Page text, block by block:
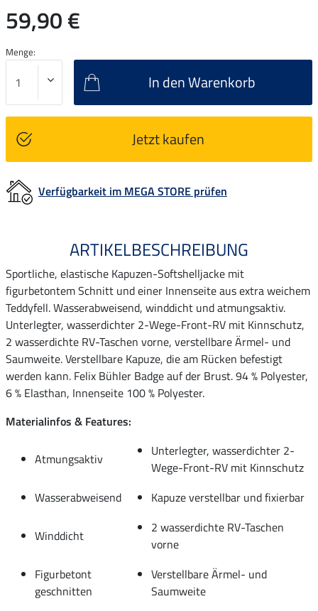
59,90 €
Menge:
In den Warenkorb
Jetzt kaufen
Verfügbarkeit im MEGA STORE prüfen
ARTIKELBESCHREIBUNG
Sportliche, elastische Kapuzen-Softshelljacke mit
figurbetontem Schnitt und einer Innenseite aus extra weichem
Teddyfell. Wasserabweisend, winddicht und atmungsaktiv.
Unterlegter, wasserdichter 2-Wege-Front-RV mit Kinnschutz,
2 wasserdichte RV-Taschen vorne, verstellbare Ärmel- und
Saumweite. Verstellbare Kapuze, die am Rücken befestigt
werden kann. Felix Bühler Badge auf der Brust. 94 % Polyester,
6 % Elasthan, Innenseite 100 % Polyester.
Materialinfos & Features:
Atmungsaktiv
Unterlegter, wasserdichter 2-
Wege-Front-RV mit Kinnschutz
Wasserabweisend
Kapuze verstellbar und fixierbar
Winddicht
2 wasserdichte RV-Taschen
vorne
Figurbetont
geschnitten
Verstellbare Ärmel- und
Saumweite